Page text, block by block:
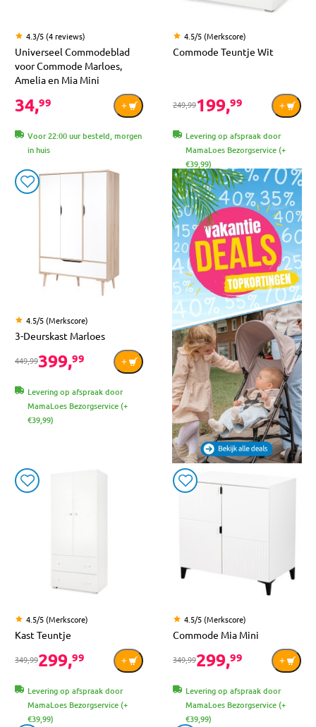
4.3/5 (4 reviews)
Universeel Commodeblad
voor Commode Marloes,
Amelia en Mia Mini
34,99
Voor 22:00 uur besteld, morgen
in huis
4.5/5 (Merkscore)
Commode Teuntje Wit
249,99199,99
Levering op afspraak door
MamaLoes Bezorgservice (+
€39,99)
4.5/5 (Merkscore)
3-Deurskast Marloes
449,99399,99
Levering op afspraak door
MamaLoes Bezorgservice (+
€39,99)
4.5/5 (Merkscore)
Kast Teuntje
349,99299,99
Levering op afspraak door
MamaLoes Bezorgservice (+
€39,99)
4.5/5 (Merkscore)
Commode Mia Mini
349,99299,99
Levering op afspraak door
MamaLoes Bezorgservice (+
€39,99)